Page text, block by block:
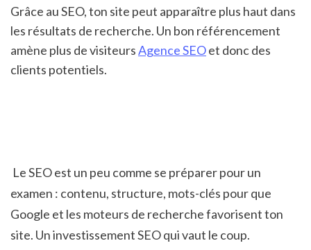
Grâce au SEO, ton site peut apparaître plus haut dans
les résultats de recherche. Un bon référencement
amène plus de visiteurs Agence SEO et donc des
clients potentiels.
examen : contenu, structure, mots-clés pour que
Google et les moteurs de recherche favorisent ton
site. Un investissement SEO qui vaut le coup.